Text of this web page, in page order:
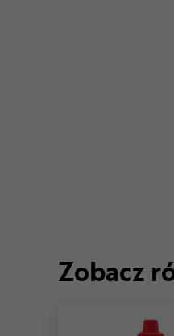
Zobacz